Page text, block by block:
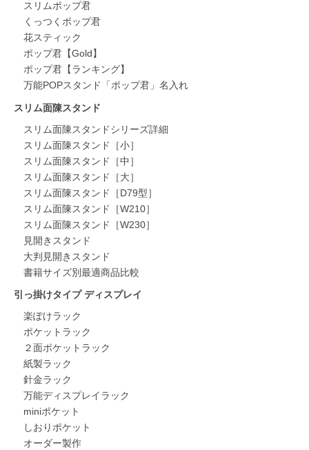
スリムポップ君
くっつくポップ君
花スティック
ポップ君【Gold】
ポップ君【ランキング】
万能POPスタンド「ポップ君」名入れ
スリム面陳スタンド
スリム面陳スタンドシリーズ詳細
スリム面陳スタンド［小］
スリム面陳スタンド［中］
スリム面陳スタンド［大］
スリム面陳スタンド［D79型］
スリム面陳スタンド［W210］
スリム面陳スタンド［W230］
見開きスタンド
大判見開きスタンド
書籍サイズ別最適商品比較
引っ掛けタイプ ディスプレイ
楽ぽけラック
ポケットラック
２面ポケットラック
紙製ラック
針金ラック
万能ディスプレイラック
miniポケット
しおりポケット
オーダー製作